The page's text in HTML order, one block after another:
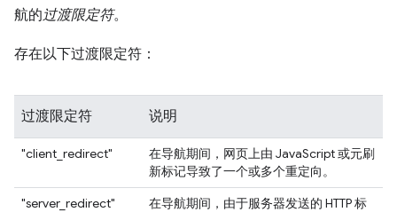
航的过渡限定符。
存在以下过渡限定符：
过渡限定符 说明
"client_redirect"
在导航期间，网页上由 JavaScript 或元刷
新标记导致了一个或多个重定向。
"server_redirect"
在导航期间，由于服务器发送的 HTTP 标